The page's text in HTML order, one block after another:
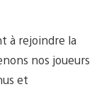
à rejoindre la
nos joueurs
et